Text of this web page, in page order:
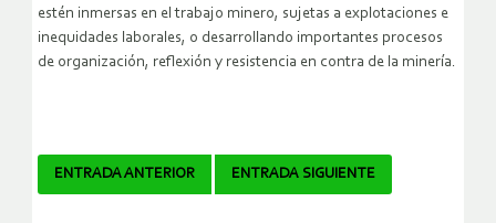
estén inmersas en el trabajo minero, sujetas a explotaciones e
inequidades laborales, o desarrollando importantes procesos
de organización, reflexión y resistencia en contra de la minería.
Navegador
ENTRADA ANTERIOR ENTRADA SIGUIENTE